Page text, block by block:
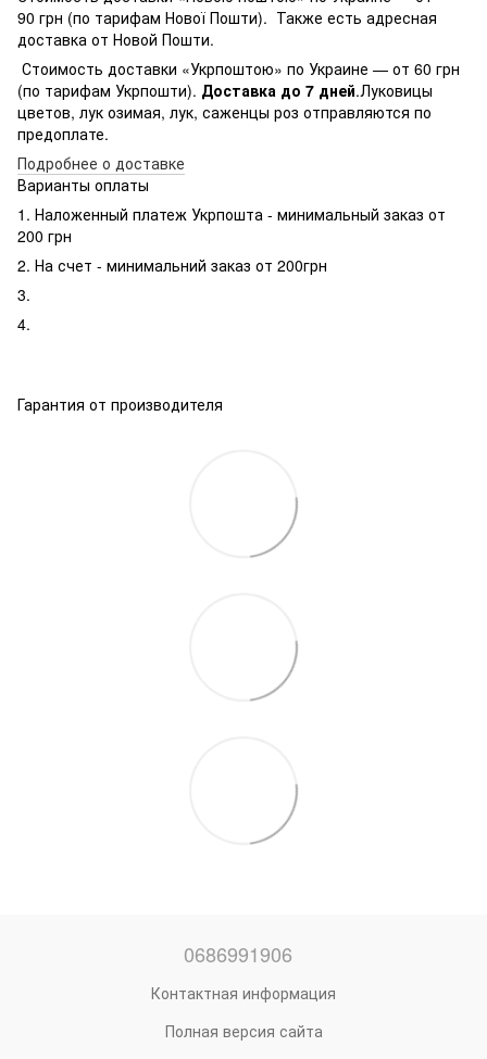
90 грн (по тарифам Нової Пошти). Также есть адресная
доставка от Новой Пошти.
Стоимость доставки «Укрпоштою» по Украине — от 60 грн
(по тарифам Укрпошти). Доставка до 7 дней.Луковицы
цветов, лук озимая, лук, саженцы роз отправляются по
предоплате.
Подробнее о доставке
Варианты оплаты
1. Наложенный платеж Укрпошта - минимальный заказ от
200 грн
2. На счет - минимальний заказ от 200грн
3.
4.
Гарантия от производителя
0686991906
Контактная информация
Полная версия сайта